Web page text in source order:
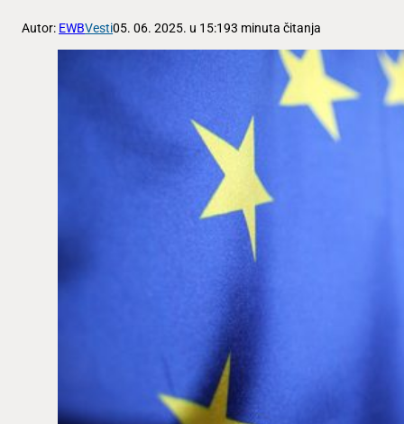
Autor: EWBVesti05. 06. 2025. u 15:193 minuta čitanja